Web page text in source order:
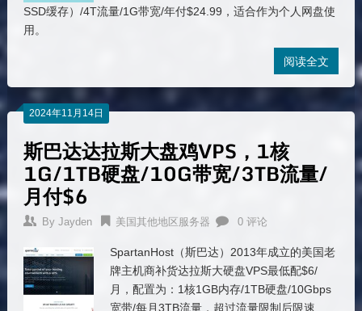
SSD缓存）/4T流量/1G带宽/年付$24.99，适合作为个人网盘使
用。
阅读全文
2024年11月14日
斯巴达达拉斯大盘鸡VPS，1核
1G/1TB硬盘/10G带宽/3TB流量/
月付$6
By Jayden 美国其他地区服务器 0 评论
SpartanHost（斯巴达）2013年成立的美国老
牌主机商补货达拉斯大硬盘VPS最低配$6/
月，配置为：1核1GB内存/1TB硬盘/10Gbps
宽带/每月3TB流量，超过流量限制后限速